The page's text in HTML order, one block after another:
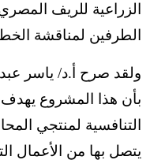
الزراعية للريف
الطرفين لمناقشة
ولقد صرح أ.د/ ياسر
بأن هذا المشروع
التنافسية لمنتجي
يتصل بها من الأعمال